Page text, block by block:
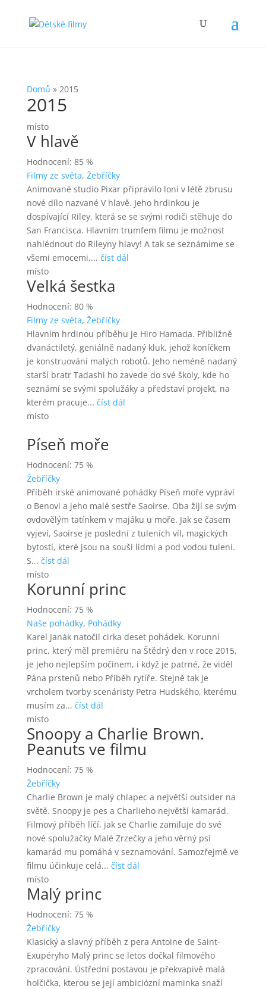
Domů » 2015
2015
místo
V hlavě
Hodnocení: 85 %
Filmy ze světa, Žebříčky
Animované studio Pixar připravilo loni v létě zbrusu
nové dílo nazvané V hlavě. Jeho hrdinkou je
dospívající Riley, která se se svými rodiči stěhuje do
San Francisca. Hlavním trumfem filmu je možnost
nahlédnout do Rileyny hlavy! A tak se seznámíme se
všemi emocemi,... číst dál
místo
Velká šestka
Hodnocení: 80 %
Filmy ze světa, Žebříčky
Hlavním hrdinou příběhu je Hiro Hamada. Přibližně
dvanáctiletý, geniálně nadaný kluk, jehož koníčkem
je konstruování malých robotů. Jeho neméně nadaný
starší bratr Tadashi ho zavede do své školy, kde ho
seznámí se svými spolužáky a představí projekt, na
kterém pracuje... číst dál
místo
Píseň moře
Hodnocení: 75 %
Žebříčky
Příběh irské animované pohádky Píseň moře vypráví
o Benovi a jeho malé sestře Saoirse. Oba žijí se svým
ovdovělým tatínkem v majáku u moře. Jak se časem
vyjeví, Saoirse je poslední z tuleních víl, magických
bytostí, které jsou na souši lidmi a pod vodou tuleni.
S... číst dál
místo
Korunní princ
Hodnocení: 75 %
Naše pohádky, Pohádky
Karel Janák natočil cirka deset pohádek. Korunní
princ, který měl premiéru na Štědrý den v roce 2015,
je jeho nejlepším počinem, i když je patrné, že viděl
Pána prstenů nebo Příběh rytíře. Stejně tak je
vrcholem tvorby scenáristy Petra Hudského, kterému
musím za... číst dál
místo
Snoopy a Charlie Brown.
Peanuts ve filmu
Hodnocení: 75 %
Žebříčky
Charlie Brown je malý chlapec a největší outsider na
světě. Snoopy je pes a Charlieho největší kamarád.
Filmový příběh líčí, jak se Charlie zamiluje do své
nové spolužačky Malé Zrzečky a jeho věrný psí
kamarád mu pomáhá v seznamování. Samozřejmě ve
filmu účinkuje celá... číst dál
místo
Malý princ
Hodnocení: 75 %
Žebříčky
Klasický a slavný příběh z pera Antoine de Saint-
Exupéryho Malý princ se letos dočkal filmového
zpracování. Ústřední postavou je překvapivě malá
holčička, kterou se její ambiciózní maminka snaží